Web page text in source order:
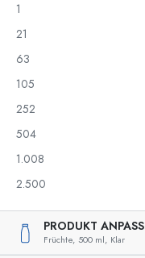
1
21
63
105
252
504
1.008
2.500
PRODUKT
Früchte, 500 ml, Klar